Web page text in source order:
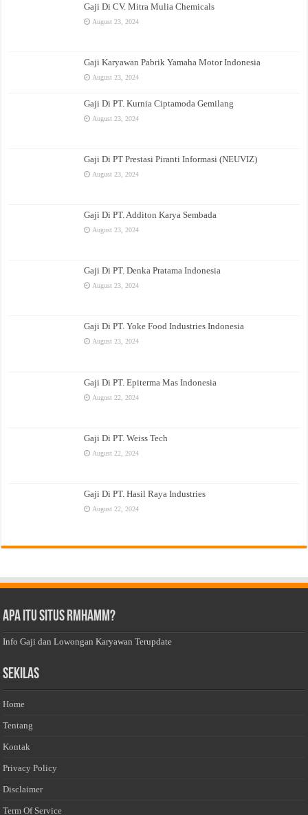
Gaji Di CV. Mitra Mulia Chemicals
August 23, 2024
Gaji Karyawan Pabrik Yamaha Motor Indonesia
August 23, 2024
Gaji Di PT. Kurnia Ciptamoda Gemilang
August 23, 2024
Gaji Di PT Prestasi Piranti Informasi (NEUVIZ)
August 23, 2024
Gaji Di PT. Additon Karya Sembada
August 23, 2024
Gaji Di PT. Denka Pratama Indonesia
August 23, 2024
Gaji Di PT. Yoke Food Industries Indonesia
August 23, 2024
Gaji Di PT. Epiterma Mas Indonesia
August 22, 2024
Gaji Di PT. Weiss Tech
August 22, 2024
Gaji Di PT. Hasil Raya Industries
August 22, 2024
Apa Itu Situs Rmhamm?
Info Gaji dan Lowongan Karyawan Terupdate
Sekilas
Home
Tentang
Kontak
Privacy Policy
Disclaimer
Term Of Service